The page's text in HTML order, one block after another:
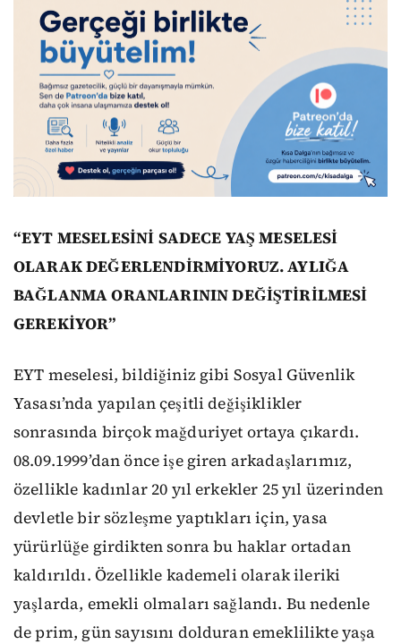
“EYT MESELESİNİ SADECE YAŞ MESELESİ
OLARAK DEĞERLENDİRMİYORUZ. AYLIĞA
BAĞLANMA ORANLARININ DEĞİŞTİRİLMESİ
GEREKİYOR”
EYT meselesi, bildiğiniz gibi Sosyal Güvenlik
Yasası’nda yapılan çeşitli değişiklikler
sonrasında birçok mağduriyet ortaya çıkardı.
08.09.1999’dan önce işe giren arkadaşlarımız,
özellikle kadınlar 20 yıl erkekler 25 yıl üzerinden
devletle bir sözleşme yaptıkları için, yasa
yürürlüğe girdikten sonra bu haklar ortadan
kaldırıldı. Özellikle kademeli olarak ileriki
yaşlarda, emekli olmaları sağlandı. Bu nedenle
de prim, gün sayısını dolduran emeklilikte yaşa